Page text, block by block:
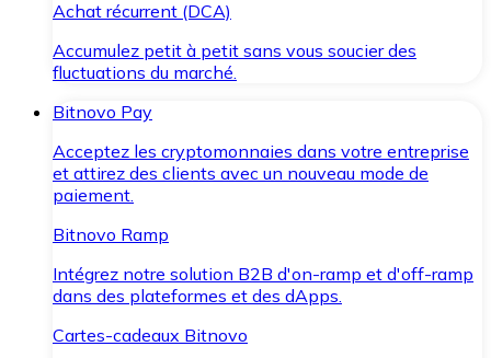
Achat récurrent (DCA)
Accumulez petit à petit sans vous soucier des
fluctuations du marché.
Bitnovo Pay
Acceptez les cryptomonnaies dans votre entreprise
et attirez des clients avec un nouveau mode de
paiement.
Bitnovo Ramp
Intégrez notre solution B2B d'on-ramp et d'off-ramp
dans des plateformes et des dApps.
Cartes-cadeaux Bitnovo